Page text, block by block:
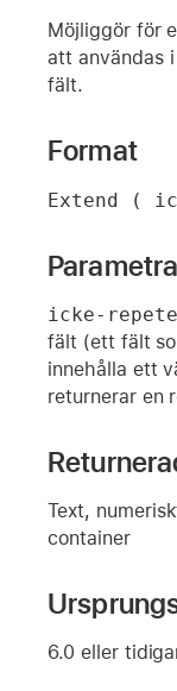
Möjliggör för
att användas
fält.
Format
Extend (
icke-
fält (ett fält
innehålla ett
returnerar en
Text,
container
6.0 eller